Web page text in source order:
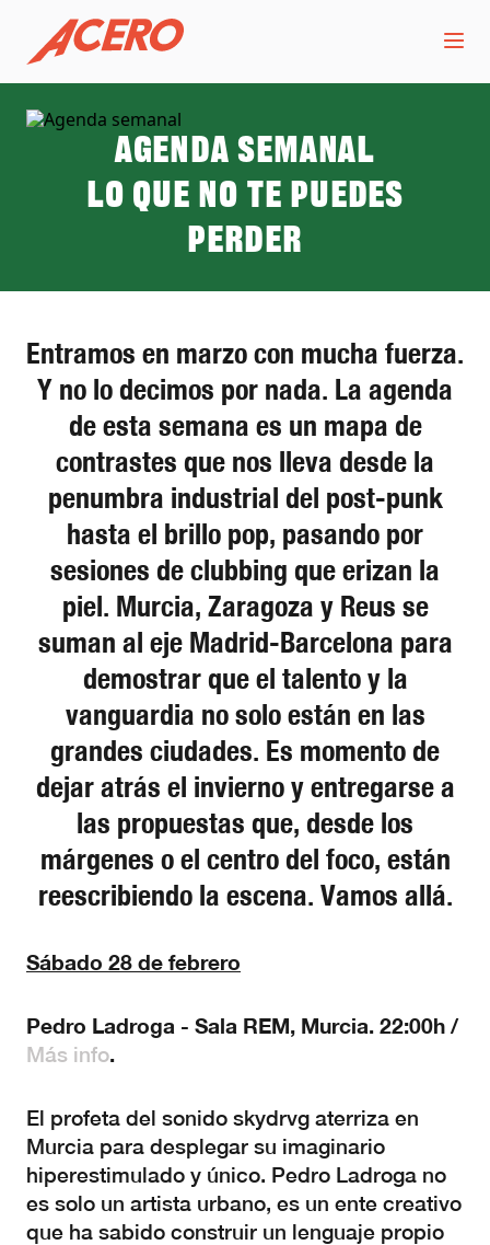
Agenda semanal
Lo que no te puedes
perder
Entramos en marzo con mucha fuerza.
Y no lo decimos por nada. La agenda
de esta semana es un mapa de
contrastes que nos lleva desde la
penumbra industrial del post-punk
hasta el brillo pop, pasando por
sesiones de clubbing que erizan la
piel. Murcia, Zaragoza y Reus se
suman al eje Madrid-Barcelona para
demostrar que el talento y la
vanguardia no solo están en las
grandes ciudades. Es momento de
dejar atrás el invierno y entregarse a
las propuestas que, desde los
márgenes o el centro del foco, están
reescribiendo la escena. Vamos allá.
Sábado 28 de febrero
Pedro Ladroga - Sala REM, Murcia. 22:00h /
Más info.
El profeta del sonido skydrvg aterriza en
Murcia para desplegar su imaginario
hiperestimulado y único. Pedro Ladroga no
es solo un artista urbano, es un ente creativo
que ha sabido construir un lenguaje propio